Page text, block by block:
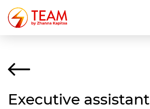
Executive assistant